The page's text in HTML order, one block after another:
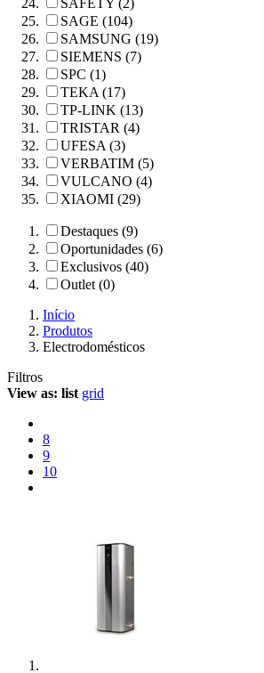
SAFETY (2)
SAGE (104)
SAMSUNG (19)
SIEMENS (7)
SPC (1)
TEKA (17)
TP-LINK (13)
TRISTAR (4)
UFESA (3)
VERBATIM (5)
VULCANO (4)
XIAOMI (29)
Destaques (9)
Oportunidades (6)
Exclusivos (40)
Outlet (0)
Início
Produtos
Electrodomésticos
Filtros
View as: list grid
8
9
10